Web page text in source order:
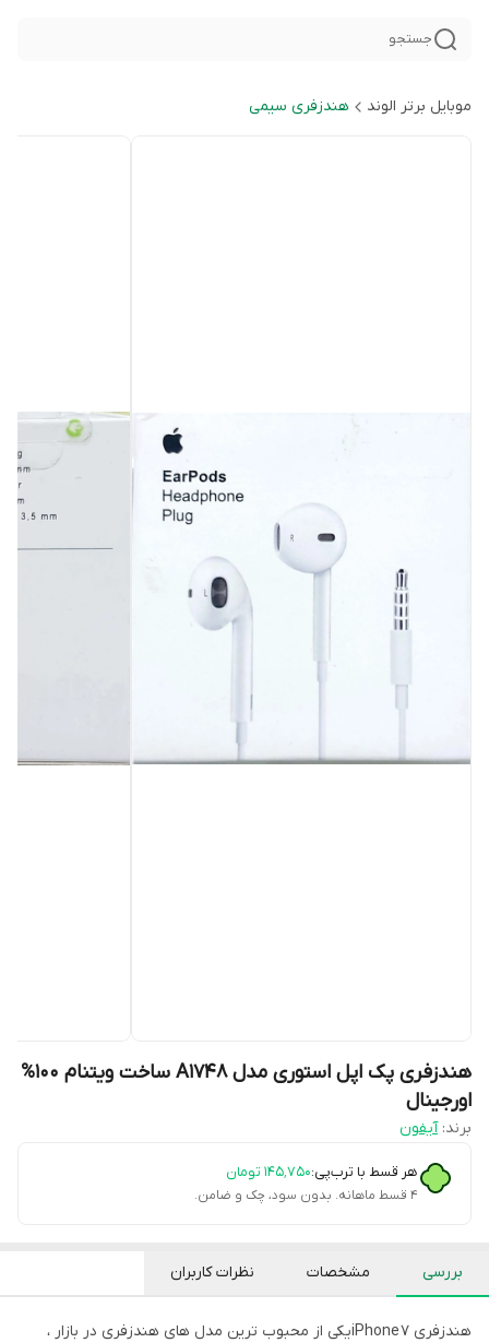
جستجو
موبایل برتر الوند هندزفری سیمی
هندزفری پک اپل استوری مدل A1748 ساخت ویتنام 100%
اورجینال
برند: آیفون
هر قسط با ترب‌پی:۱۴۵٬۷۵۰ تومان
۴ قسط ماهانه. بدون سود، چک و ضامن.
بررسی مشخصات نظرات کاربران
هندزفری iPhone 7یکی از محبوب ترین مدل های هندزفری در بازار ،